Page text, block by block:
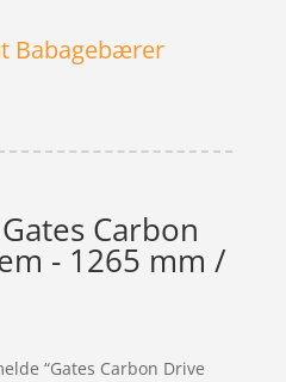
Babagebærer
Gates Carbon
- 1265 mm /
“Gates Carbon Drive